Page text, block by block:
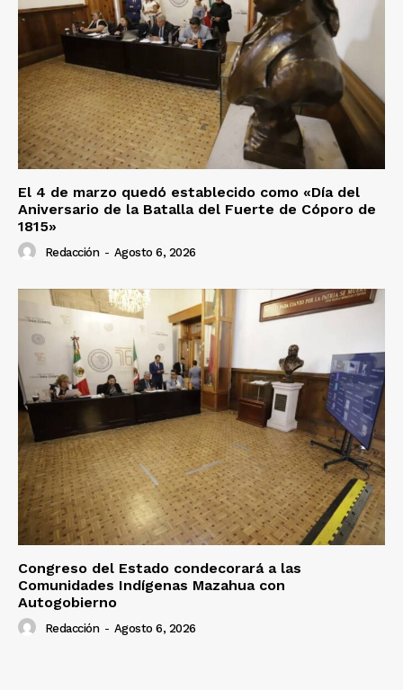
El 4 de marzo quedó establecido como «Día del
Aniversario de la Batalla del Fuerte de Cóporo de
1815»
Redacción - Agosto 6, 2026
Congreso del Estado condecorará a las
Comunidades Indígenas Mazahua con
Autogobierno
Redacción - Agosto 6, 2026